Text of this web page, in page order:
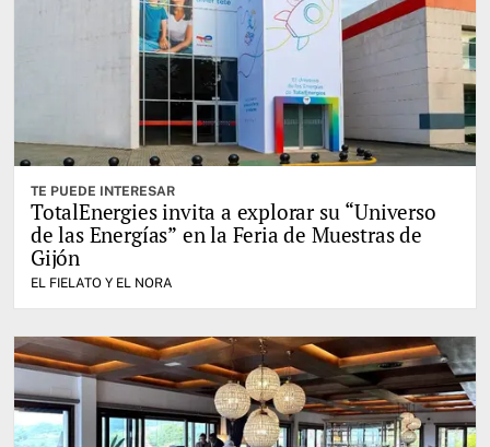
TE PUEDE INTERESAR
TotalEnergies invita a explorar su “Universo
de las Energías” en la Feria de Muestras de
Gijón
EL FIELATO Y EL NORA